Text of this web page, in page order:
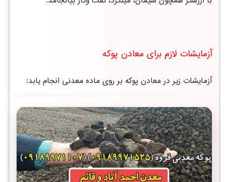
آزمایشات لازم برای معادن پوکه
آزمایشات زیر در معادن پوکه بر روی ماده معدنی انجام یابد: